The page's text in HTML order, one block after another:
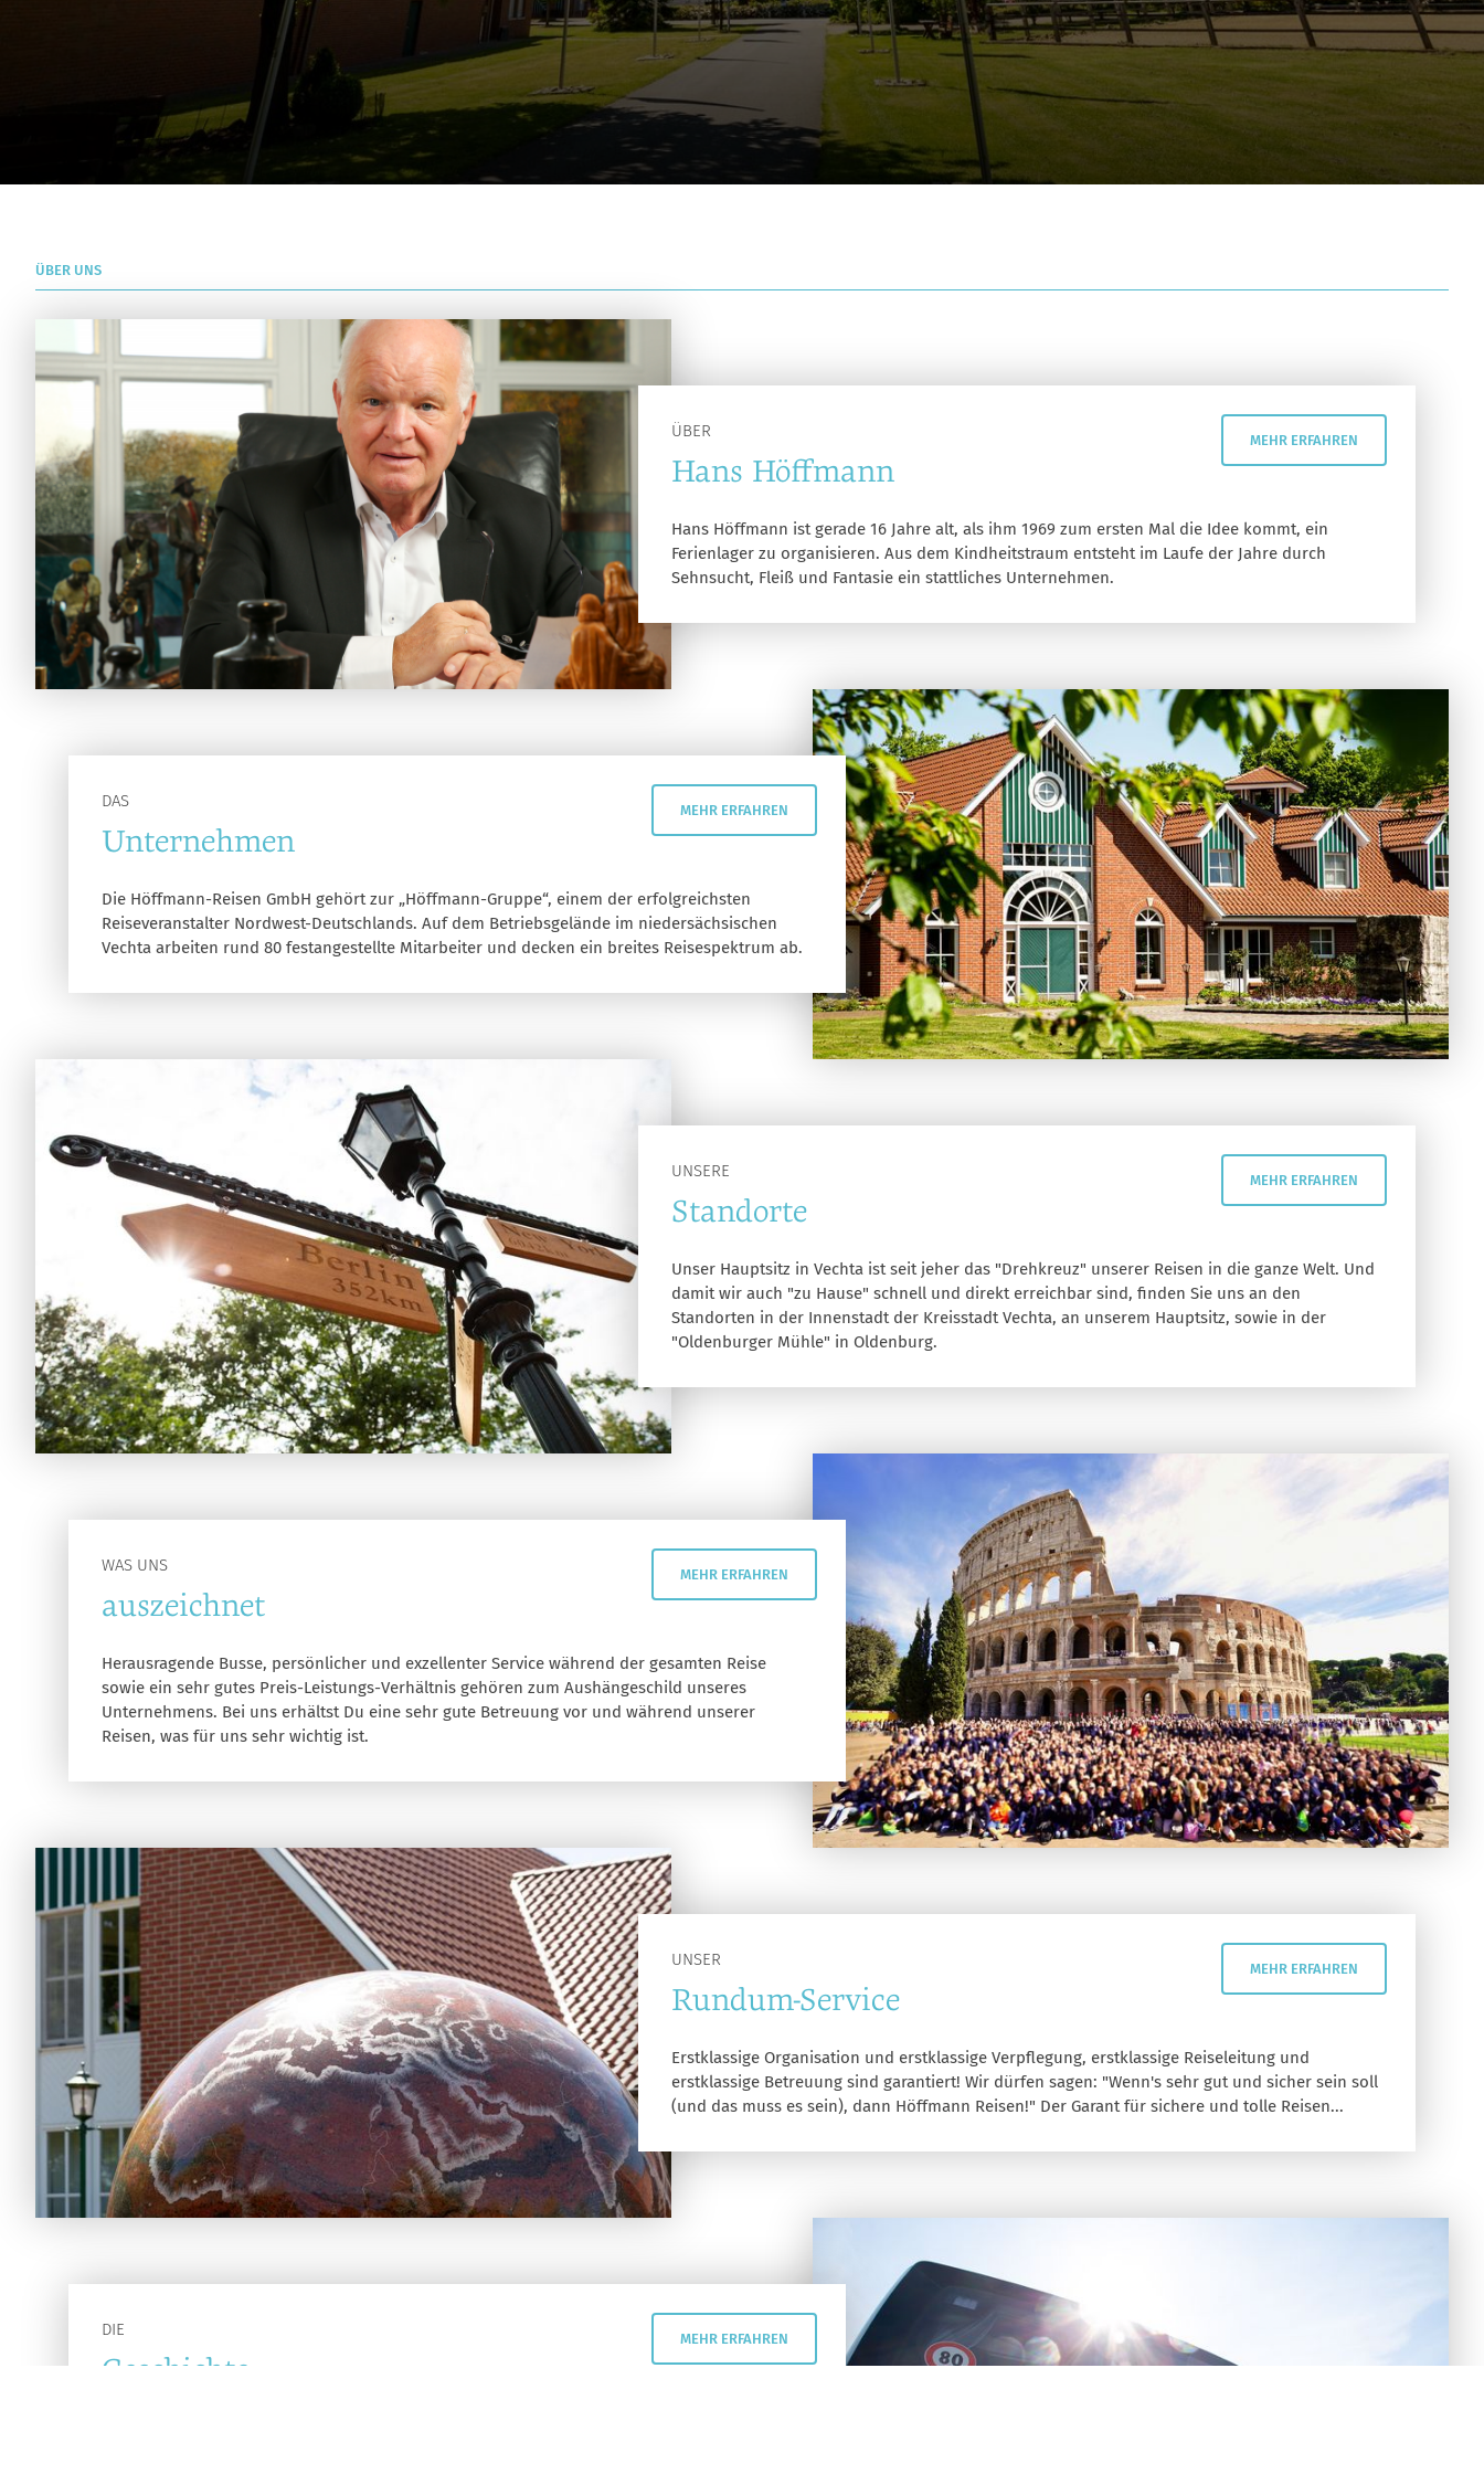
ÜBER UNS
ÜBER
Hans Höffmann
Hans Höffmann ist gerade 16 Jahre alt, als ihm 1969 zum ersten Mal die Idee kommt, ein
Ferienlager zu organisieren. Aus dem Kindheitstraum entsteht im Laufe der Jahre durch
Sehnsucht, Fleiß und Fantasie ein stattliches Unternehmen.
MEHR ERFAHREN
DAS
Unternehmen
Die Höffmann-Reisen GmbH gehört zur „Höffmann-Gruppe“, einem der erfolgreichsten
Reiseveranstalter Nordwest-Deutschlands. Auf dem Betriebsgelände im niedersächsischen
Vechta arbeiten rund 80 festangestellte Mitarbeiter und decken ein breites Reisespektrum ab.
MEHR ERFAHREN
UNSERE
Standorte
Unser Hauptsitz in Vechta ist seit jeher das "Drehkreuz" unserer Reisen in die ganze Welt. Und
damit wir auch "zu Hause" schnell und direkt erreichbar sind, finden Sie uns an den
Standorten in der Innenstadt der Kreisstadt Vechta, an unserem Hauptsitz, sowie in der
"Oldenburger Mühle" in Oldenburg.
MEHR ERFAHREN
WAS UNS
auszeichnet
Herausragende Busse, persönlicher und exzellenter Service während der gesamten Reise
sowie ein sehr gutes Preis-Leistungs-Verhältnis gehören zum Aushängeschild unseres
Unternehmens. Bei uns erhältst Du eine sehr gute Betreuung vor und während unserer
Reisen, was für uns sehr wichtig ist.
MEHR ERFAHREN
UNSER
Rundum-Service
Erstklassige Organisation und erstklassige Verpflegung, erstklassige Reiseleitung und
erstklassige Betreuung sind garantiert! Wir dürfen sagen: "Wenn's sehr gut und sicher sein soll
(und das muss es sein), dann Höffmann Reisen!" Der Garant für sichere und tolle Reisen...
MEHR ERFAHREN
DIE
Geschichte
MEHR ERFAHREN